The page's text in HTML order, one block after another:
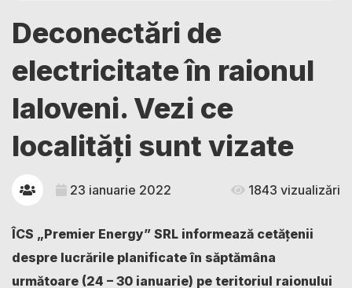
Deconectări de
electricitate în raionul
Ialoveni. Vezi ce
localități sunt vizate
23 ianuarie 2022 1843 vizualizări
ÎCS „Premier Energy” SRL informează cetățenii
despre lucrările planificate în săptămâna
următoare (24 – 30 ianuarie) pe teritoriul raionului